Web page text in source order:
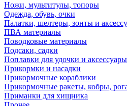
Ножи, мультитулы, топоры
Одежда, обувь, очки
Палатки, шелтеры, зонты и
ПВА материалы
Поводковые материалы
Подсаки, садки
Поплавки для удочки и аксессуары
Прикормки и насадки
Прикормочные кораблики
Прикормочные ракеты, кобры,
Приманки для хищника